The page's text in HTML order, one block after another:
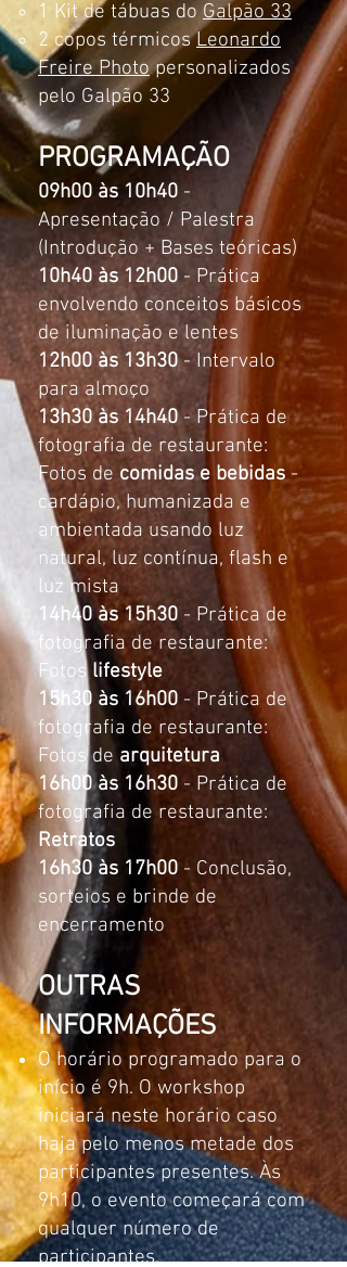
1 Kit de tábuas do Galpão 33
2 copos térmicosLeonardo
Freire Photopersonalizados
pelo Galpão 33
PROGRAMAÇÃO
09h00 às 10h40 -
Apresentação / Palestra
(Introdução + Bases teóricas)
10h40 às 12h00 - Prática
envolvendo conceitos básicos
de iluminação e lentes
12h00 às 13h30- Intervalo
para almoço
13h30 às 14h40- Prática de
fotografia de restaurante:
Fotos de comidas e bebidas-
cardápio, humanizada e
ambientada usando luz
natural, luz contínua, flash e
luz mista
14h40 às 15h30 - Prática de
fotografia de restaurante:
Fotoslifestyle
15h30 às 16h00 - Prática de
fotografia de restaurante:
Fotos dearquitetura
16h00 às 16h30 - Prática de
fotografia de restaurante:
Retratos
16h30 às 17h00 - Conclusão,
sorteios e brinde de
encerramento
OUTRAS
INFORMAÇÕES
O horário programado para o
início é 9h. O workshop
iniciará neste horário caso
haja pelo menos metade dos
participantes presentes. Às
9h10, o evento começará com
qualquer número de
participantes.